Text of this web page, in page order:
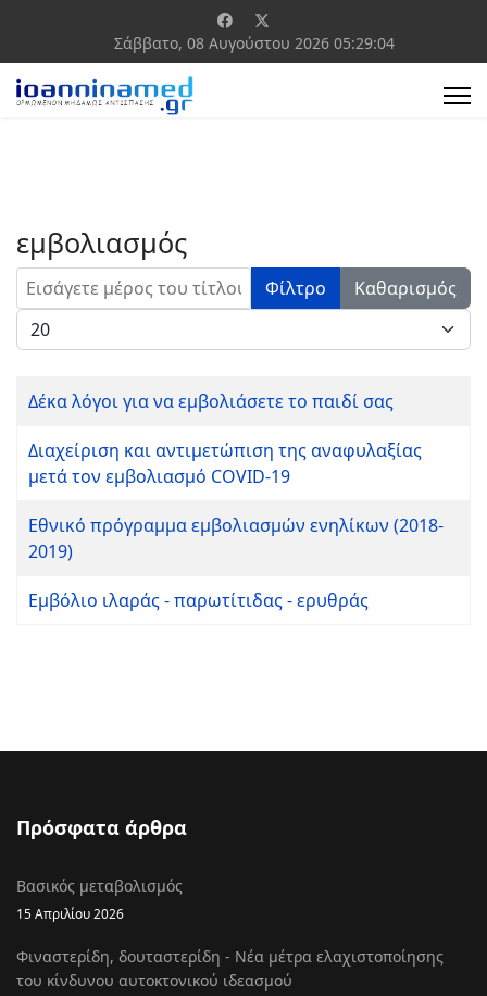
Σάββατο, 08 Αυγούστου 2026 05:29:04
εμβολιασμός
Εισάγετε μέρος του τίτλου. Φίλτρο
Καθαρισμός
Εμφάνιση #
Δέκα λόγοι για να εμβολιάσετε το παιδί σας
Διαχείριση και αντιμετώπιση της αναφυλαξίας
μετά τον εμβολιασμό COVID-19
Εθνικό πρόγραμμα εμβολιασμών ενηλίκων (2018-
2019)
Εμβόλιο ιλαράς - παρωτίτιδας - ερυθράς
Πρόσφατα άρθρα
Βασικός μεταβολισμός
15 Απριλίου 2026
Φιναστερίδη, δουταστερίδη - Νέα μέτρα ελαχιστοποίησης
του κίνδυνου αυτοκτονικού ιδεασμού